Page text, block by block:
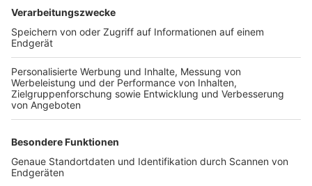
TOP-VEREINE
TOP-PARTNER